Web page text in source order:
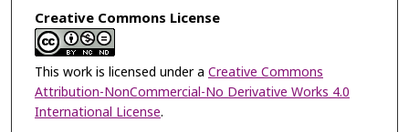
Creative Commons License
This work is licensed under a Creative Commons
Attribution-NonCommercial-No Derivative Works 4.0
International License.